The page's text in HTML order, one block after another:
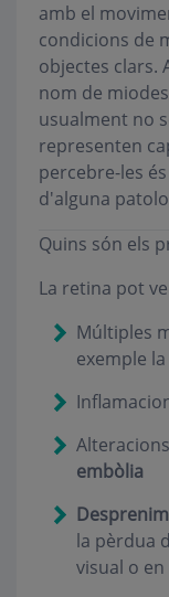
amb el
condicions de
objectes clars.
nom de
usualment no
representen
percebre-les
d'alguna
Quins són els
La retina pot
Múltiples
exemple la
embòlia
la pèrdua
visual o